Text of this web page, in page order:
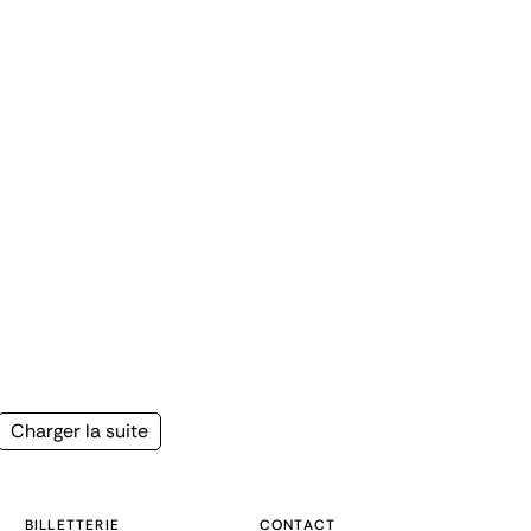
Page
Charger la suite
BILLETTERIE CONTACT